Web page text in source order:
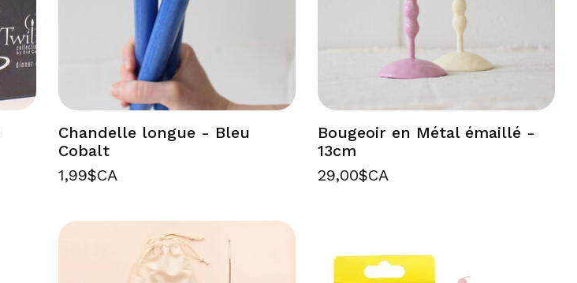
Chandelle longue - Bleu
Cobalt
1,99$CA
Bougeoir en Métal émaillé -
13cm
29,00$CA